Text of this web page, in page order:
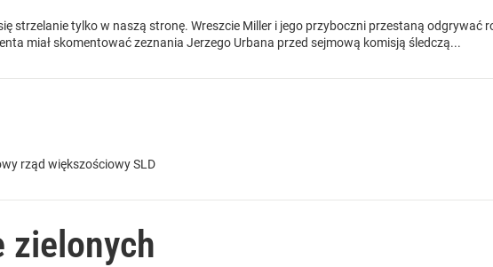
strzelanie tylko w naszą stronę. Wreszcie Miller i jego przyboczni przestaną odgrywać
miał skomentować zeznania Jerzego Urbana przed sejmową komisją śledczą...
rząd większościowy SLD
zielonych